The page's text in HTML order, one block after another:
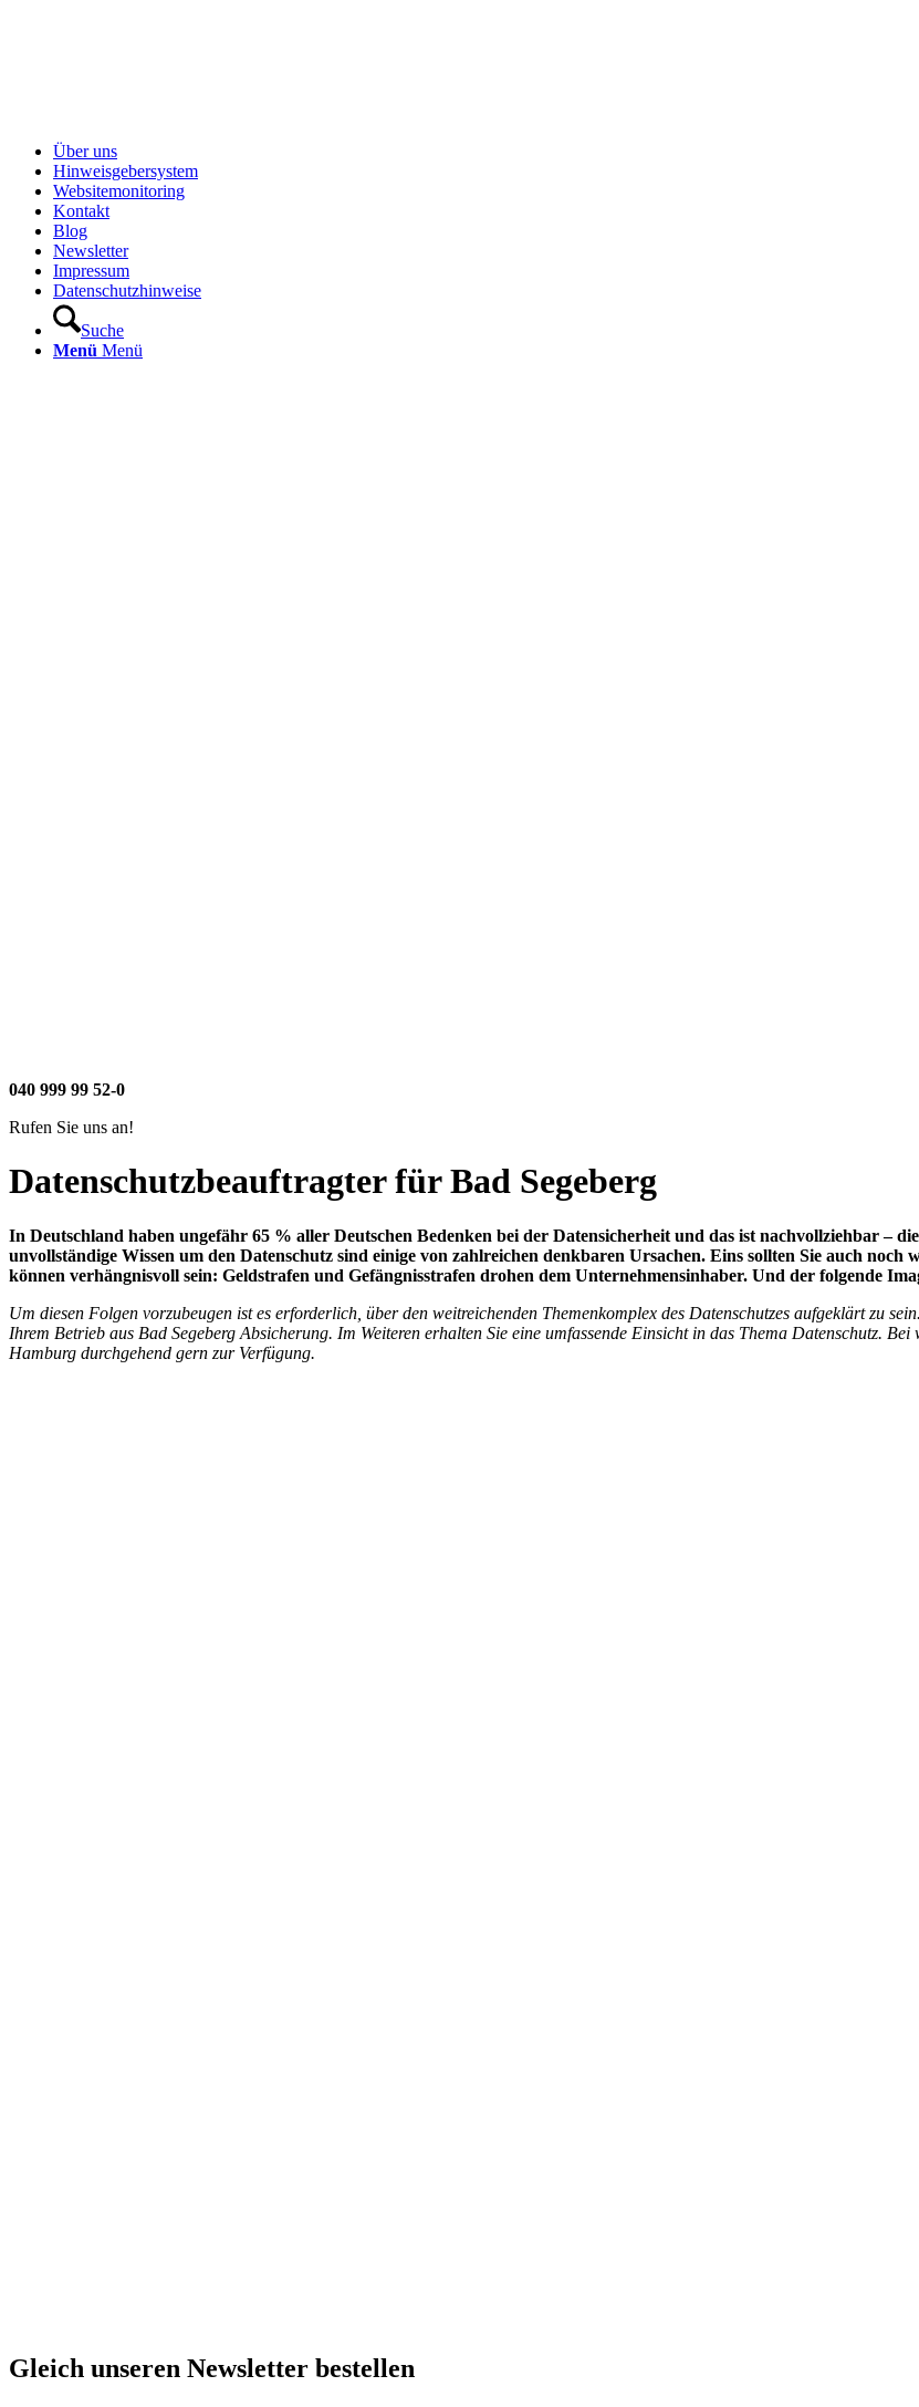
Über uns
Hinweisgebersystem
Websitemonitoring
Kontakt
Blog
Newsletter
Impressum
Datenschutzhinweise
Suche
Menü Menü
040 999 99 52-0
Rufen Sie uns an!
Datenschutzbeauftragter für Bad Segeberg
In Deutschland haben ungefähr 65 % aller Deutschen Bedenken bei der Datensicherheit und das ist nachvollziehbar –
unvollständige Wissen um den Datenschutz sind einige von zahlreichen denkbaren Ursachen. Eins sollten Sie auch noch
können verhängnisvoll sein: Geldstrafen und Gefängnisstrafen drohen dem Unternehmensinhaber. Und der folgende
Um diesen Folgen vorzubeugen ist es erforderlich, über den weitreichenden Themenkomplex des Datenschutzes aufgeklärt zu
Ihrem Betrieb aus Bad Segeberg Absicherung. Im Weiteren erhalten Sie eine umfassende Einsicht in das Thema Datenschutz.
Hamburg durchgehend gern zur Verfügung.
Gleich unseren Newsletter bestellen